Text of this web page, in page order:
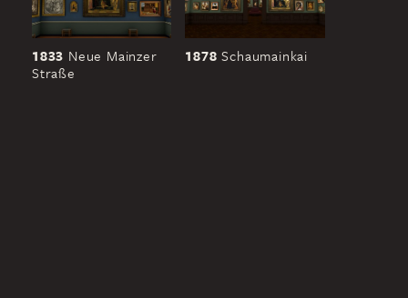
1833 Neue Mainzer
Straße
1878 Schaumainkai